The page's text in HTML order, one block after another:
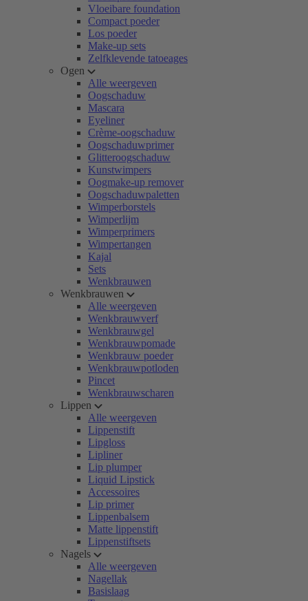
Vloeibare foundation
Compact poeder
Los poeder
Make-up sets
Zelfklevende tatoeages
Ogen
Alle weergeven
Oogschaduw
Mascara
Eyeliner
Crème-oogschaduw
Oogschaduwprimer
Glitteroogschaduw
Kunstwimpers
Oogmake-up remover
Oogschaduwpaletten
Wimperborstels
Wimperlijm
Wimperprimers
Wimpertangen
Kajal
Sets
Wenkbrauwen
Wenkbrauwen
Alle weergeven
Wenkbrauwverf
Wenkbrauwgel
Wenkbrauwpomade
Wenkbrauw poeder
Wenkbrauwpotloden
Pincet
Wenkbrauwscharen
Lippen
Alle weergeven
Lippenstift
Lipgloss
Lipliner
Lip plumper
Liquid Lipstick
Accessoires
Lip primer
Lippenbalsem
Matte lippenstift
Lippenstiftsets
Nagels
Alle weergeven
Nagellak
Basislaag